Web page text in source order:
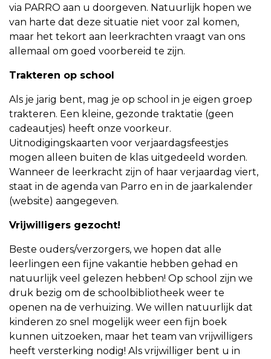
via PARRO aan u doorgeven. Natuurlijk hopen we
van harte dat deze situatie niet voor zal komen,
maar het tekort aan leerkrachten vraagt van ons
allemaal om goed voorbereid te zijn.
Trakteren op school
Als je jarig bent, mag je op school in je eigen groep
trakteren. Een kleine, gezonde traktatie (geen
cadeautjes) heeft onze voorkeur.
Uitnodigingskaarten voor verjaardagsfeestjes
mogen alleen buiten de klas uitgedeeld worden.
Wanneer de leerkracht zijn of haar verjaardag viert,
staat in de agenda van Parro en in de jaarkalender
(website) aangegeven.
Vrijwilligers gezocht!
Beste ouders/verzorgers, we hopen dat alle
leerlingen een fijne vakantie hebben gehad en
natuurlijk veel gelezen hebben! Op school zijn we
druk bezig om de schoolbibliotheek weer te
openen na de verhuizing. We willen natuurlijk dat
kinderen zo snel mogelijk weer een fijn boek
kunnen uitzoeken, maar het team van vrijwilligers
heeft versterking nodig! Als vrijwilliger bent u in